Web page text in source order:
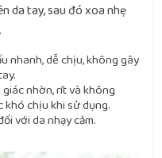
da tay, sau đó xoa nhẹ
nhanh, dễ chịu, không gây
nhờn, rít và không
khó chịu khi sử dụng.
với da nhạy cảm.